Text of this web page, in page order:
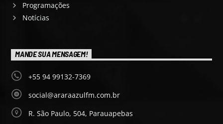
Programações
Notícias
MANDE SUA MENSAGEM!
+55 94 99132-7369
social@araraazulfm.com.br
R. São Paulo, 504, Parauapebas